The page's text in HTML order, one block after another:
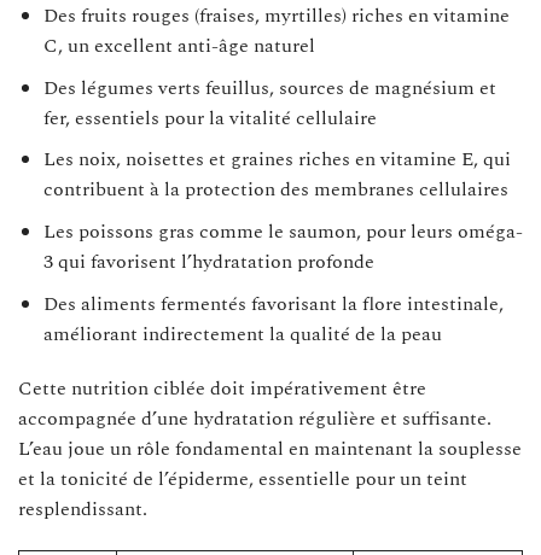
Des fruits rouges (fraises, myrtilles) riches en vitamine
C, un excellent anti-âge naturel
Des légumes verts feuillus, sources de magnésium et
fer, essentiels pour la vitalité cellulaire
Les noix, noisettes et graines riches en vitamine E, qui
contribuent à la protection des membranes cellulaires
Les poissons gras comme le saumon, pour leurs oméga-
3 qui favorisent l’hydratation profonde
Des aliments fermentés favorisant la flore intestinale,
améliorant indirectement la qualité de la peau
Cette nutrition ciblée doit impérativement être
accompagnée d’une hydratation régulière et suffisante.
L’eau joue un rôle fondamental en maintenant la souplesse
et la tonicité de l’épiderme, essentielle pour un teint
resplendissant.